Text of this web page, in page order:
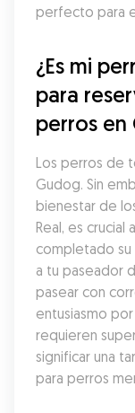
perfecto para
¿Es mi
para
perros en
Los perros de
Gudog. Sin
bienestar de
Real, es crucial
completado su
a tu paseador
pasear con
entusiasmo
requieren
significar una
para perros